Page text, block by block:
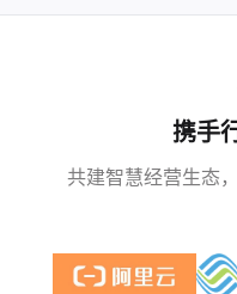
携手
共建智慧经营生态